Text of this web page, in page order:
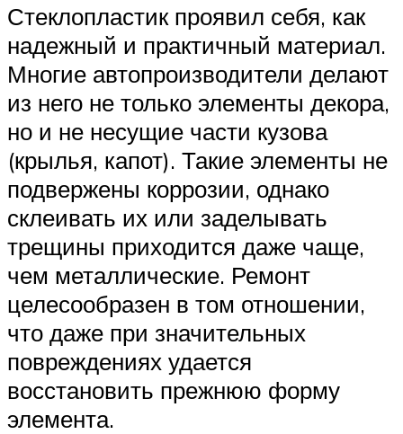
Стеклопластик проявил себя, как
надежный и практичный материал.
Многие автопроизводители делают
из него не только элементы декора,
но и не несущие части кузова
(крылья, капот). Такие элементы не
подвержены коррозии, однако
склеивать их или заделывать
трещины приходится даже чаще,
чем металлические. Ремонт
целесообразен в том отношении,
что даже при значительных
повреждениях удается
восстановить прежнюю форму
элемента.